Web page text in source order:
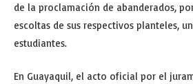
de la proclamación de abanderados,
escoltas de sus respectivos planteles,
estudiantes.
En Guayaquil, el acto oficial por el